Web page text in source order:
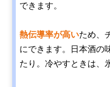
できます。
熱伝導率が高いため、
にできます。日本酒の
たり。冷やすときは、